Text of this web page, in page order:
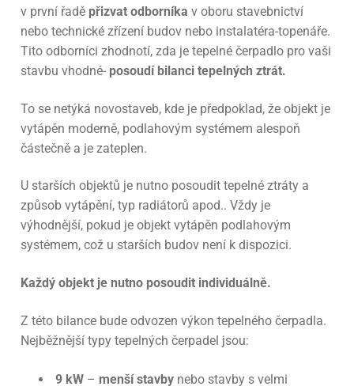
v první řadě přizvat odborníka v oboru stavebnictví
nebo technické zřízení budov nebo instalatéra-topenáře.
Tito odborníci zhodnotí, zda je tepelné čerpadlo pro vaši
stavbu vhodné- posoudí bilanci tepelných ztrát.
To se netýká novostaveb, kde je předpoklad, že objekt je
vytápěn moderně, podlahovým systémem alespoň
částečně a je zateplen.
U starších objektů je nutno posoudit tepelné ztráty a
způsob vytápění, typ radiátorů apod.. Vždy je
výhodnější, pokud je objekt vytápěn podlahovým
systémem, což u starších budov není k dispozici.
Každý objekt je nutno posoudit individuálně.
Z této bilance bude odvozen výkon tepelného čerpadla.
Nejběžnější typy tepelných čerpadel jsou:
9 kW – menší stavby nebo stavby s velmi